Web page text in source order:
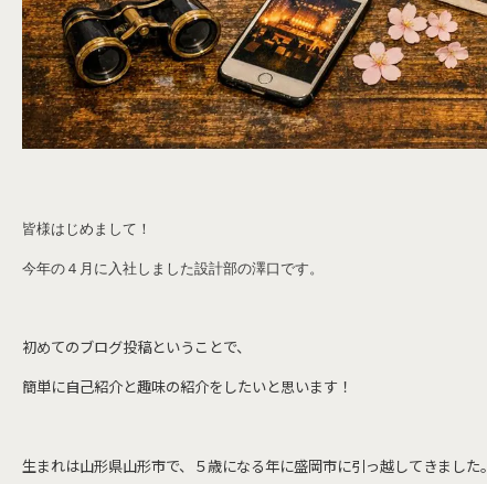
皆様はじめまして！
今年の４月に入社しました設計部の澤口です。
初めてのブログ投稿ということで、
簡単に自己紹介と趣味の紹介をしたいと思います！
生まれは山形県山形市で、５歳になる年に盛岡市に引っ越してきました。